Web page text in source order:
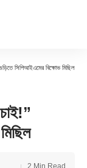
সিপিআইএমের বিক্ষোভ মিছিল
2 Min Read